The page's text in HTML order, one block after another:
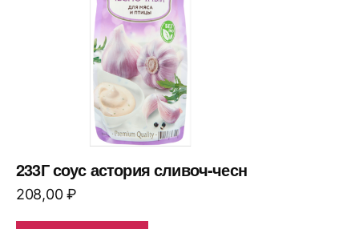
233Г соус астория сливоч-чесн
208,00₽